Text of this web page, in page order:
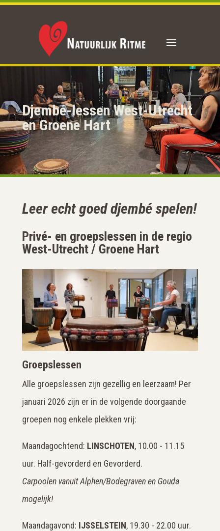
Djembé-lessen West-Utrecht
en Groene Hart
Leer echt goed djembé spelen!
Privé- en groepslessen in de regio
West-Utrecht / Groene Hart
Groepslessen
Alle groepslessen zijn gezellig en leerzaam! Per
januari 2026 zijn er in de volgende doorgaande
groepen nog enkele plekken vrij:
Maandagochtend: LINSCHOTEN, 10.00 - 11.15
uur. Half-gevorderd en Gevorderd.
Carpoolen vanuit Alphen/Bodegraven en Gouda
mogelijk!
Maandagavond: IJSSELSTEIN, 19.30 - 22.00 uur.